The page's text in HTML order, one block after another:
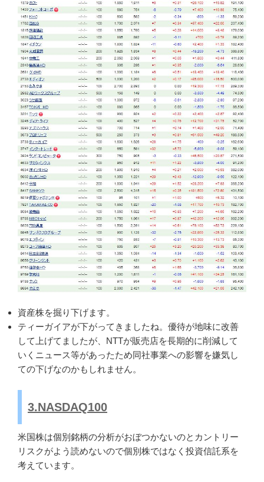
資産株を掘り下げます。
ティーガイアが下がってきましたね。優待が地味に改善
して上げてましたが、NTTが販売店を長期的に削減して
いくニュース等があったため同社事業への影響を嫌気し
ての下げなのかもしれません。
3.NASDAQ100
米国株は個別銘柄の分析がおぼつかないのとカントリー
リスクがよう読めないので個別株ではなく投資信託系を
考えています。